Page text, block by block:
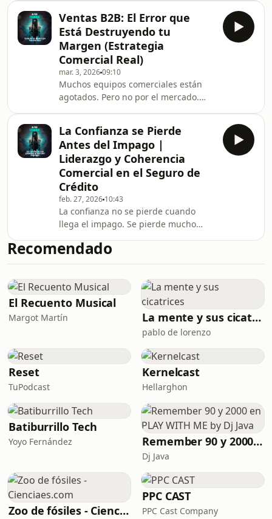
conversación se ordena. La atención
se dirige hacia ellas. Y el respeto
aparece incluso antes de hablar. En
este episodio del podcast Almas
Exquisitas, Vicente Bea explora qué es
realmente el aura de una persona,
por qué algunas personas generan
presencia de forma nat
Ventas B2B: El Error que
Está Destruyendo tu
Margen (Estrategia
Comercial Real)
mar. 3, 202609:10
Muchos equipos comerciales están
agotados. Pero no por el mercado.
episodio de Almas Exquisitas |
Edición Ejecutiva, Vicente Bea explora
uno de los errores más comunes en
ventas B2B y liderazgo comercial:
competir en contextos donde tu
empresa no tiene una ventaja real.
Cuando compites constantemente en
precio, volumen o comp
La Confianza se Pierde
Antes del Impago |
Liderazgo y Coherencia
Comercial en el Seguro de
Crédito
feb. 27, 2026 10:43
La confianza no se pierde cuando
llega el impago. Se pierde mucho
incoherencia. En las pequeñas
decisiones que erosionan equipos y
crédito aprendí una verdad
incómoda: la confianza rara vez se
rompe en el momento del problema
financiero. Se rompe mucho antes,
cuando empiezan a aparecer señales
de incoherencia, desalineación y pé
Recomendado
El Recuento Musical
Margot Martín La mente y sus cicatrices
pablo de lorenzo
Reset
TuPodcast
Kernelcast
Hellarghon
Batiburrillo Tech
Yoyo Fernández Remember 90 y 2000 en PLAY WITH ME by Dj Java
Dj Java
Zoo de fósiles - Cienciaes.com
PPC CAST
PPC Cast Company